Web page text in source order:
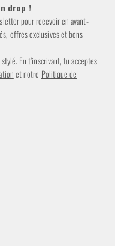
drop !
pour recevoir en avant-
offres exclusives et bons
En t’inscrivant, tu acceptes
et notre Politique de